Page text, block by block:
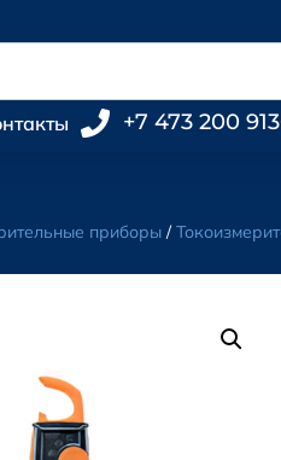
+7 473 200
приборы /